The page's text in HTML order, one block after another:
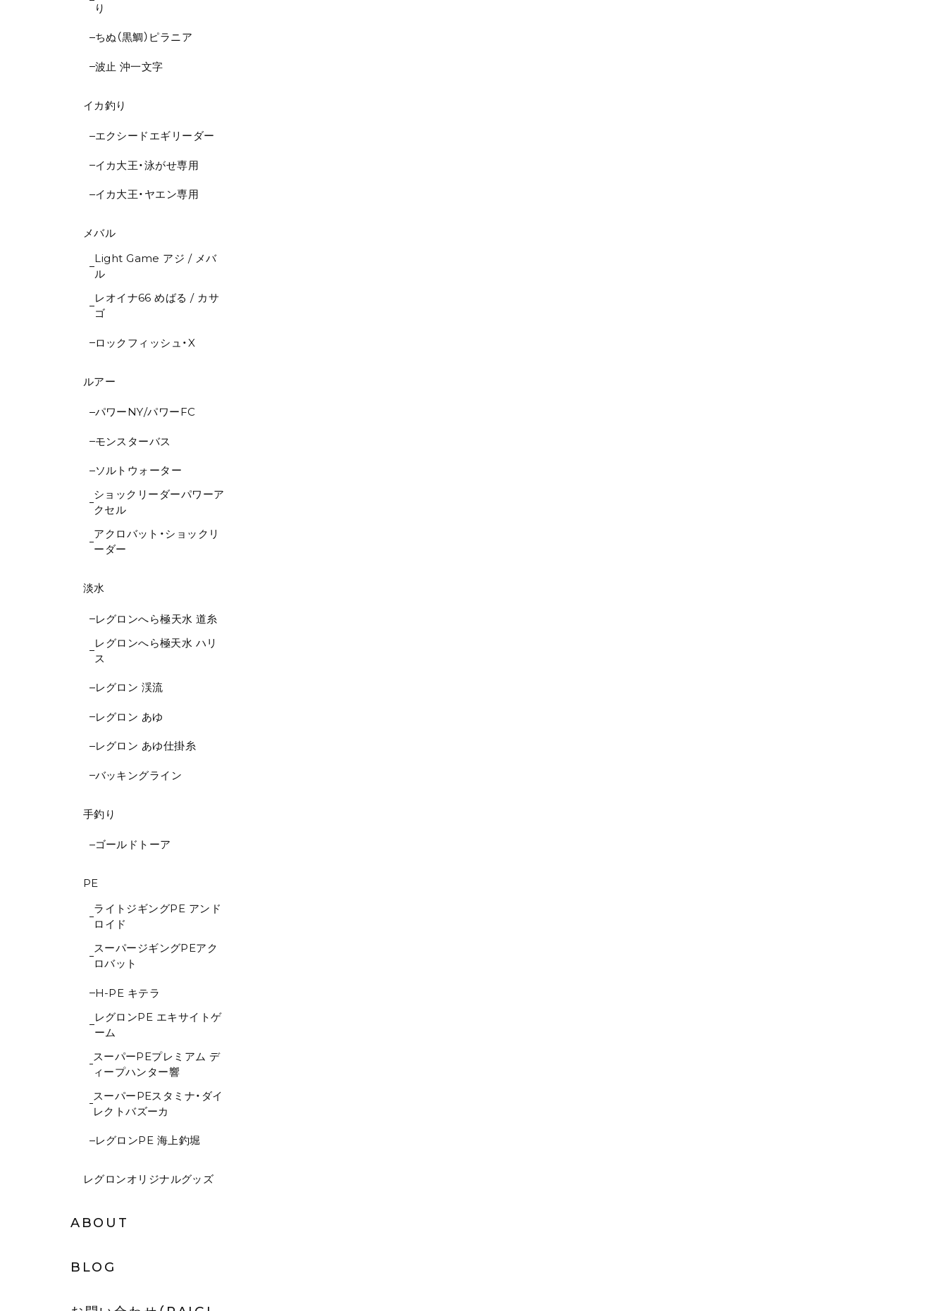
り
ちぬ（黒鯛）ピラニア
波止 沖一文字
イカ釣り
エクシードエギリーダー
イカ大王・泳がせ専用
イカ大王・ヤエン専用
メバル
Light Game アジ / メバ
ル
レオイナ66 めばる / カサ
ゴ
ロックフィッシュ・X
ルアー
パワーNY/パワーFC
モンスターバス
ソルトウォーター
ショックリーダーパワーア
クセル
アクロバット・ショックリ
ーダー
淡水
レグロンへら極天水 道糸
レグロンへら極天水 ハリ
ス
レグロン 渓流
レグロン あゆ
レグロン あゆ仕掛糸
バッキングライン
手釣り
ゴールドトーア
PE
ライトジギングPE アンド
ロイド
スーパージギングPEアク
ロバット
H-PE キテラ
レグロンPE エキサイトゲ
ーム
スーパーPEプレミアム デ
ィープハンター響
スーパーPEスタミナ・ダイ
レクトバズーカ
レグロンPE 海上釣堀
レグロンオリジナルグッズ
ABOUT
BLOG